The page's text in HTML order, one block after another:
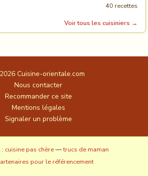
40 recettes
Voir tous les cuisiniers →
Cuisine-orientale.com
Nous contacter
Recommander ce site
Mentions légales
Signaler un problème
cuisine pas chère—trucs de maman
pour le référencement